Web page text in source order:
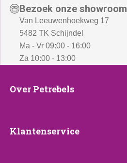
Bezoek onze showroom
Van Leeuwenhoekweg 17
5482 TK Schijndel
Ma - Vr 09:00 - 16:00
Za 10:00 - 13:00
Over
Over Petrebels
Klantenservice
Klantenservice